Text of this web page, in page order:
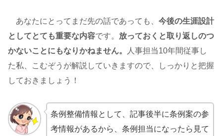
あなたにとってまだ先の話であっても、 今後の生涯設計
としてとても重要な内容です。 放っておくと取り返しのつ
かないことにもなりかねません。
人事担当10年間従事し
た私、こむぞうが解説していきますので、しっかりと把握
しておきましょう！
条例整備情報として、記事後半に条例案の参
考情報があるから、条例担当になったら見て